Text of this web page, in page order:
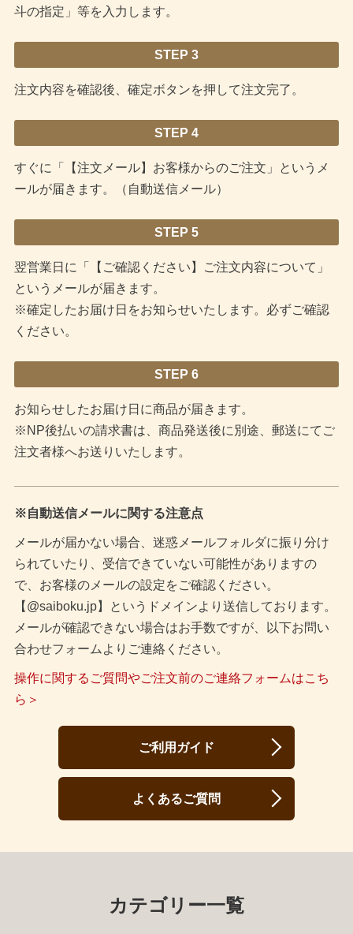
斗の指定」等を入力します。
STEP 3
注文内容を確認後、確定ボタンを押して注文完了。
STEP 4
すぐに「【注文メール】お客様からのご注文」というメ
ールが届きます。（自動送信メール）
STEP 5
翌営業日に「【ご確認ください】ご注文内容について」
というメールが届きます。
※確定したお届け日をお知らせいたします。必ずご確認
ください。
STEP 6
お知らせしたお届け日に商品が届きます。
※NP後払いの請求書は、商品発送後に別途、郵送にてご
注文者様へお送りいたします。
※自動送信メールに関する注意点
メールが届かない場合、迷惑メールフォルダに振り分け
られていたり、受信できていない可能性がありますの
で、お客様のメールの設定をご確認ください。
【@saiboku.jp】というドメインより送信しております。
メールが確認できない場合はお手数ですが、以下お問い
合わせフォームよりご連絡ください。
操作に関するご質問やご注文前のご連絡フォームはこち
ら＞
ご利用ガイド
よくあるご質問
カテゴリー一覧